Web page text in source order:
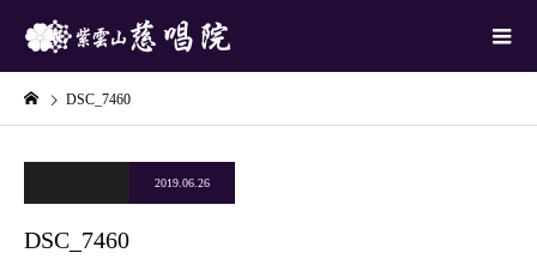
DSC_7460
2019.06.26
DSC_7460